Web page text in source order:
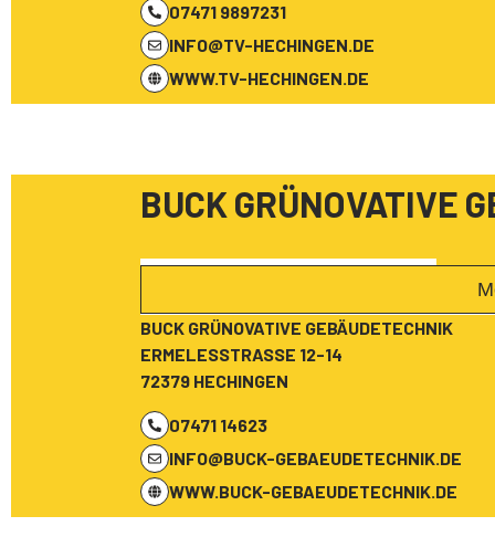
07471 9897231
INFO@TV-HECHINGEN.DE
WWW.TV-HECHINGEN.DE
BUCK GRÜNOVATIVE
BUCK GRÜNOVATIVE GEBÄUDETECHNIK
ERMELESSTRASSE 12-14
72379 HECHINGEN
07471 14623
INFO@BUCK-GEBAEUDETECHNIK.DE
WWW.BUCK-GEBAEUDETECHNIK.DE